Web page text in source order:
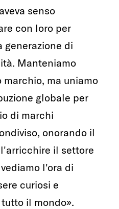
senso
con loro per
generazione di
Manteniamo
ma uniamo
globale per
di marchi
onorando il
il settore
l'ora di
curiosi e
il mondo».